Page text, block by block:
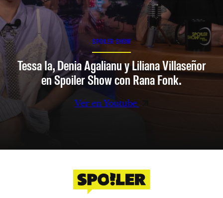
SPOILER SHOW
Tessa Ia, Denia Agalianu y Liliana Villaseñor
en Spoiler Show con Rana Fonk.
Ver en Youtube